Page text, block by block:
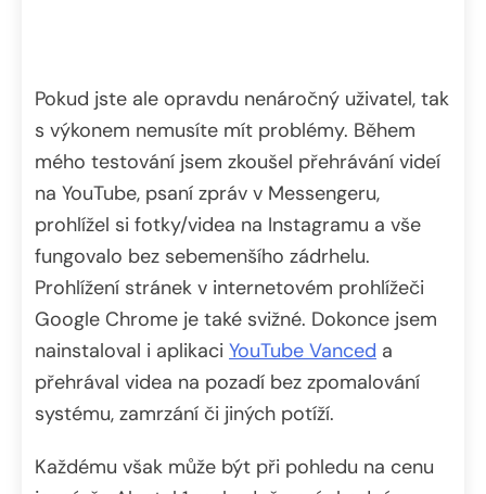
Pokud jste ale opravdu nenáročný uživatel, tak
s výkonem nemusíte mít problémy. Během
mého testování jsem zkoušel přehrávání videí
na YouTube, psaní zpráv v Messengeru,
prohlížel si fotky/videa na Instagramu a vše
fungovalo bez sebemenšího zádrhelu.
Prohlížení stránek v internetovém prohlížeči
Google Chrome je také svižné. Dokonce jsem
nainstaloval i aplikaci YouTube Vanced a
přehrával videa na pozadí bez zpomalování
systému, zamrzání či jiných potíží.
Každému však může být při pohledu na cenu